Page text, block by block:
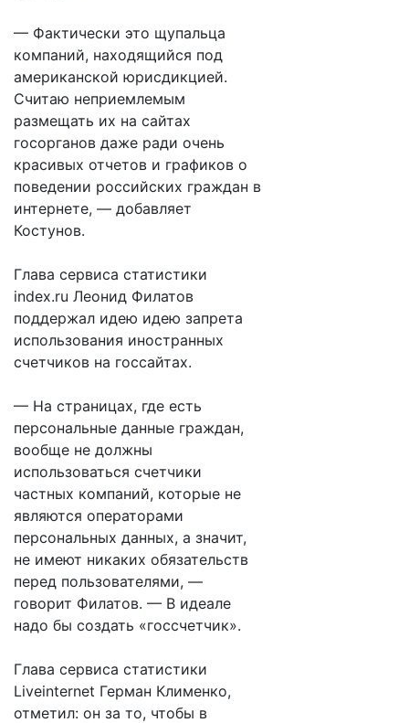
— Фактически это щупальца
компаний, находящийся под
американской юрисдикцией.
Считаю неприемлемым
размещать их на сайтах
госорганов даже ради очень
красивых отчетов и графиков о
поведении российских граждан в
интернете, — добавляет
Костунов.
Глава сервиса статистики
index.ru Леонид Филатов
поддержал идею идею запрета
использования иностранных
счетчиков на госсайтах.
— На страницах, где есть
персональные данные граждан,
вообще не должны
использоваться счетчики
частных компаний, которые не
являются операторами
персональных данных, а значит,
не имеют никаких обязательств
перед пользователями, —
говорит Филатов. — В идеале
надо бы создать «госсчетчик».
Глава сервиса статистики
Liveinternet Герман Клименко,
отметил: он за то, чтобы в